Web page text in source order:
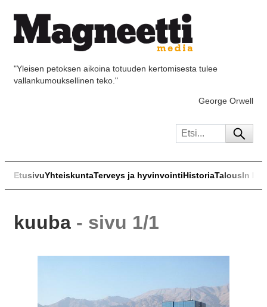
"Yleisen petoksen aikoina totuuden kertomisesta tulee
vallankumouksellinen teko."
George Orwell
EtusivuYhteiskuntaTerveys ja hyvinvointiHistoriaTalousIn
kuuba - sivu 1/1